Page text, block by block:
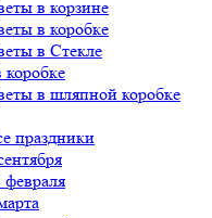
в корзине
в коробке
в Стекле
в шляпной коробке
праздники
февраля